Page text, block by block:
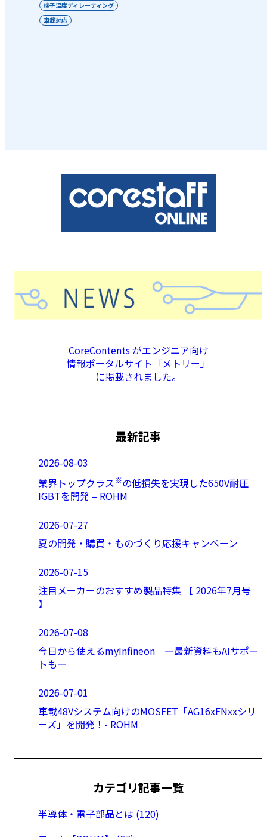
端子温度ディレーティング
車載対応
CoreContents がエンジニア向け
情報ポータルサイト「メトリー」
に掲載されました。
最新記事
2026-08-03
業界トップクラス ※の低損失を実現した650V耐圧
IGBTを開発 – ROHM
2026-07-27
夏の開発・購買・ものづくり応援キャンペーン
2026-07-15
注目メーカーのおすすめ製品特集 【 2026年7月号
】
2026-07-08
今日から使えるmyInfineon ー最新資料もAIサポー
トもー
2026-07-01
車載48Vシステム向けのMOSFET「AG16xFNxxシリ
ーズ」を開発！- ROHM
カテゴリ記事一覧
半導体・電子部品とは (120)